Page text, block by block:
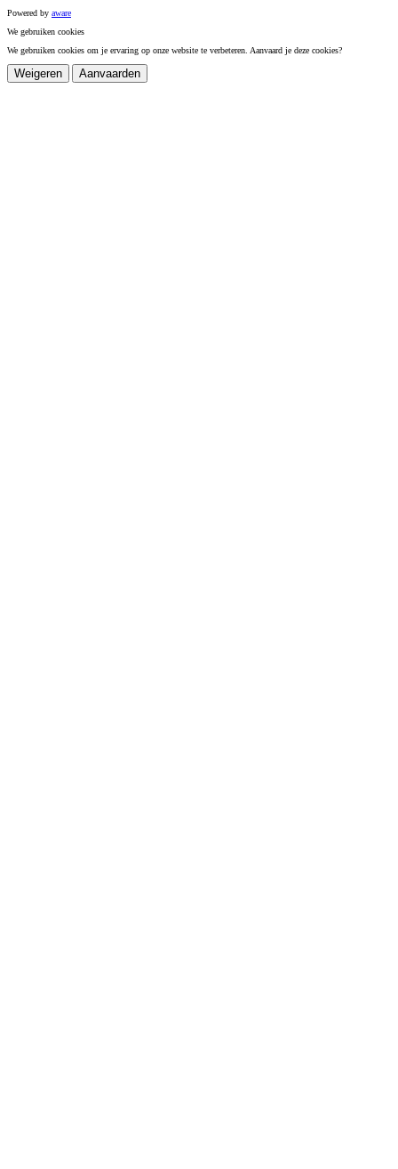
Powered by aware
We gebruiken cookies
We gebruiken cookies om je ervaring op onze website te verbeteren. Aanvaard je deze cookies?
Weigeren Aanvaarden